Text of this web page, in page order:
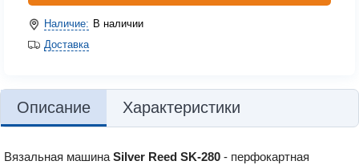
Наличие: В наличии
Доставка
Описание Характеристики
Вязальная машина Silver Reed SK-280 - перфокартная